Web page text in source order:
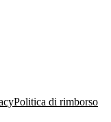
Politica di rimborso